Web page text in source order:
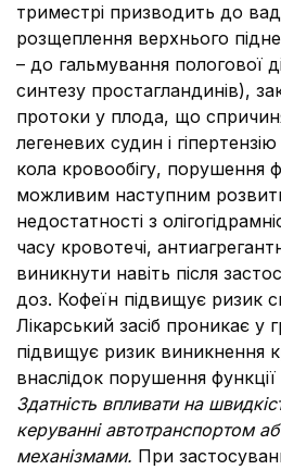
триместрі призводить до
розщеплення верхнього
– до гальмування пологової
синтезу простагландинів),
протоки у плода, що
легеневих судин і
кола кровообігу, порушення
можливим наступним
недостатності з
часу кровотечі,
виникнути навіть після
доз. Кофеїн підвищує ризик
Лікарський засіб проникає
підвищує ризик виникнення
внаслідок порушення
Здатність впливати на
керуванні автотранспортом
механізмами. При